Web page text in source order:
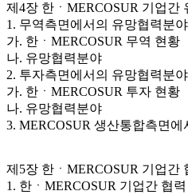
제4장 한ㆍMERCOSUR 기업간
1. 무역측면에서의 유망협력분야
가. 한ㆍMERCOSUR 무역 현황
나. 유망협력분야
2. 투자측면에서의 유망협력분야
가. 한ㆍMERCOSUR 투자 현황
나. 유망협력분야
3. MERCOSUR 생산통합측면
제5장 한ㆍMERCOSUR 기업간
1. 한ㆍMERCOSUR 기업간 협력